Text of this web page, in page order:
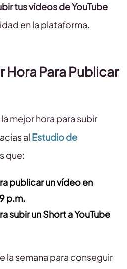
tus vídeos de YouTube
en la plataforma.
Hora Para Publicar
mejor hora para subir
al Estudio de
que:
publicar un vídeo en
9 p.m.
subir un Short a YouTube
la semana para conseguir